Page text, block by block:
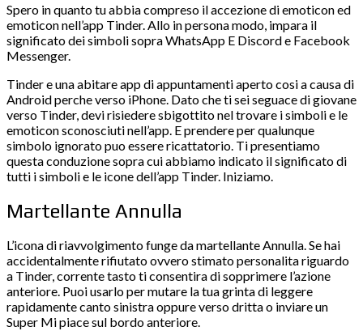
Spero in quanto tu abbia compreso il accezione di emoticon ed
emoticon nell’app Tinder. Allo in persona modo, impara il
significato dei simboli sopra WhatsApp E Discord e Facebook
Messenger.
Tinder e una abitare app di appuntamenti aperto cosi a causa di
Android perche verso iPhone. Dato che ti sei seguace di giovane
verso Tinder, devi risiedere sbigottito nel trovare i simboli e le
emoticon sconosciuti nell’app. E prendere per qualunque
simbolo ignorato puo essere ricattatorio. Ti presentiamo
questa conduzione sopra cui abbiamo indicato il significato di
tutti i simboli e le icone dell’app Tinder. Iniziamo.
Martellante Annulla
L’icona di riavvolgimento funge da martellante Annulla. Se hai
accidentalmente rifiutato ovvero stimato personalita riguardo
a Tinder, corrente tasto ti consentira di sopprimere l’azione
anteriore. Puoi usarlo per mutare la tua grinta di leggere
rapidamente canto sinistra oppure verso dritta o inviare un
Super Mi piace sul bordo anteriore.